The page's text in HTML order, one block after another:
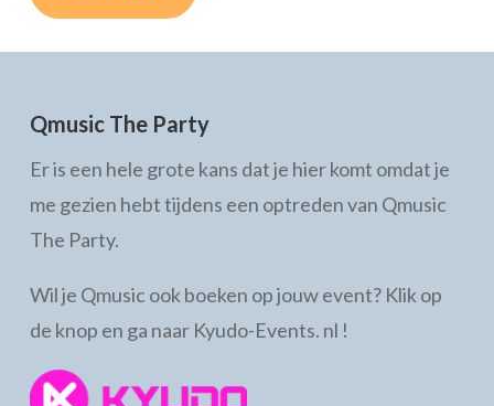
Qmusic The Party
Er is een hele grote kans dat je hier komt omdat je
me gezien hebt tijdens een optreden van Qmusic
The Party.
Wil je Qmusic ook boeken op jouw event? Klik op
de knop en ga naar Kyudo-Events. nl !